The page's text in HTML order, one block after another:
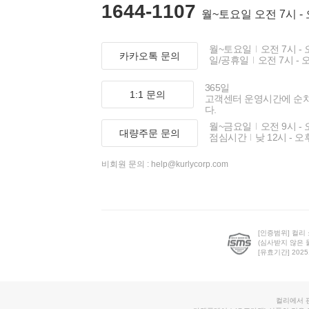
1644-1107 월~토요일 오전 7시 -
카카오톡 문의
월~토요일
오전 7시 -
일/공휴일
오전 7시 -
1:1 문의
365일
고객센터 운영시간에 순
다.
대량주문 문의
월~금요일
오전 9시 -
점심시간
낮 12시 - 오
비회원 문의 : help@kurlycorp.com
[인증범위] 컬리
(심사받지 않은
[유효기간]
컬리에서